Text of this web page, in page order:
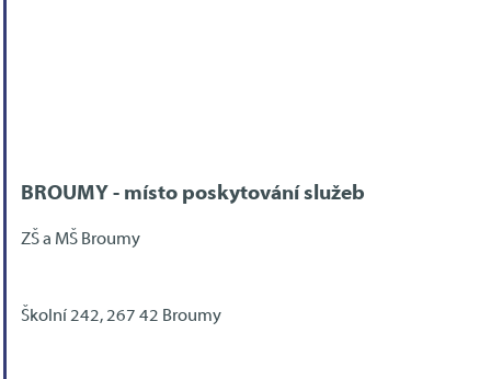
BROUMY - místo poskytování služeb
ZŠ a MŠ Broumy
Školní 242, 267 42 Broumy